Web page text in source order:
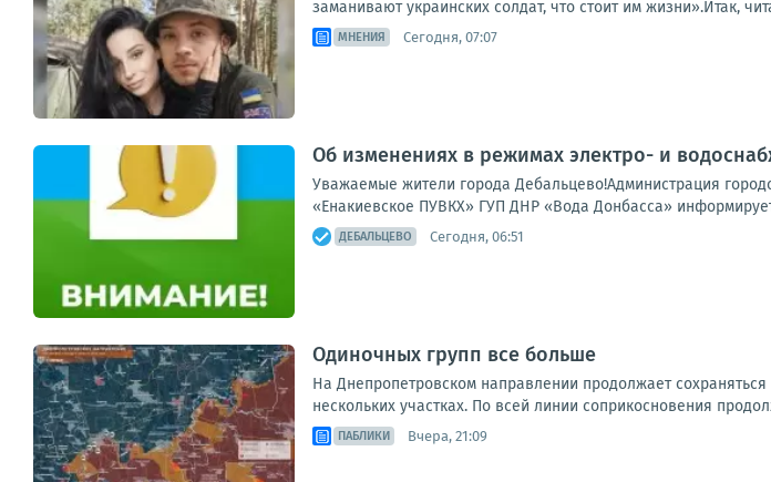
заманивают украинских солдат, что стоит им жизни».Итак,
МНЕНИЯ Сегодня, 07:07
Об изменениях в режимах электро- и
Уважаемые жители города Дебальцево!Администрация
«Енакиевское ПУВКХ» ГУП ДНР «Вода Донбасса»
ДЕБАЛЬЦЕВО Сегодня, 06:51
Одиночных групп все больше
На Днепропетровском направлении продолжает
нескольких участках. По всей линии соприкосновения
ПАБЛИКИ Вчера, 21:09